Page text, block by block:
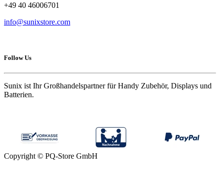
+49 40 46006701
info@sunixstore.com
Follow Us
Sunix ist Ihr Großhandelspartner für Handy Zubehör, Displays und
Batterien.
Copyright © PQ-Store GmbH